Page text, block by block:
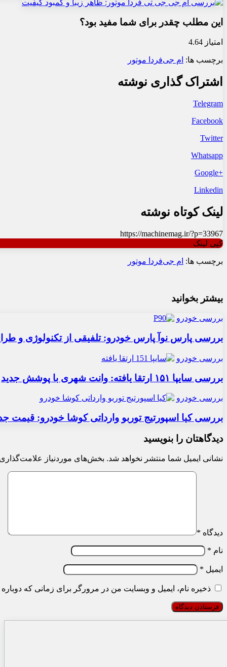
این مطلب چقدر برای شما مفید بود؟
امتیاز 4.64
برچسب ها: ام جیفردا موتور
اشتراک گذاری نوشته
Telegram
Facebook
Twitter
Whatsapp
+Google
Linkedin
لینک کوتاه نوشته
https://machinemag.ir/?p=33967
کپی لینک
برچسب ها: ام جیفردا موتور
بیشتر بخوانید
بررسی خودرو
بررسی پارس نوآ پارس خودرو: تلفیقی از تکنولوژی و
بررسی خودرو
بررسی سایپا ۱۵۱ ارتقا یافته: وانت شهری با پوشش جدید
بررسی خودرو
بررسی کیا اسپورتیج توربو وارداتی کوشا خودرو: قیمت
دیدگاهتان را بنویسید
نشانی ایمیل شما منتشر نخواهد شد. بخش‌های موردنیاز
دیدگاه *
نام *
ایمیل *
ذخیره نام، ایمیل و وبسایت من در مرورگر برای زمانی که